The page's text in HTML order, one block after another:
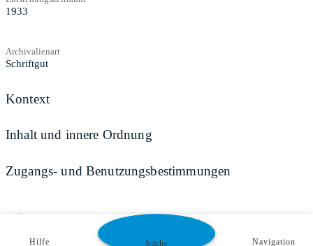
1933
Archivalienart
Schriftgut
Kontext
Inhalt und innere Ordnung
Zugangs- und Benutzungsbestimmungen
Teilen
Hilfe Suche Navigation